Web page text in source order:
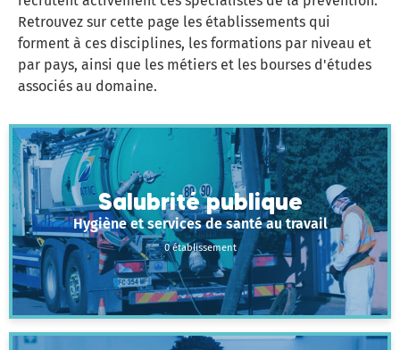
Retrouvez sur cette page les établissements qui
forment à ces disciplines, les formations par niveau et
par pays, ainsi que les métiers et les bourses d'études
associés au domaine.
Salubrité publique
Hygiène et services de santé au travail
0 établissement